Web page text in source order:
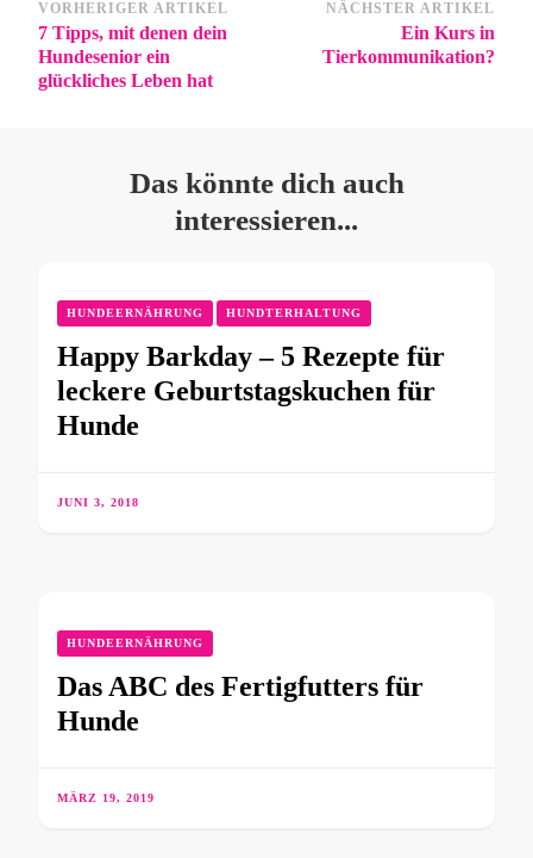
VORHERIGER ARTIKEL
7 Tipps, mit denen dein
Hundesenior ein
glückliches Leben hat
NÄCHSTER ARTIKEL
Ein Kurs in
Tierkommunikation?
Das könnte dich auch
interessieren...
HUNDEERNÄHRUNG HUNDTERHALTUNG
Happy Barkday – 5 Rezepte für
leckere Geburtstagskuchen für
Hunde
JUNI 3, 2018
HUNDEERNÄHRUNG
Das ABC des Fertigfutters für
Hunde
MÄRZ 19, 2019